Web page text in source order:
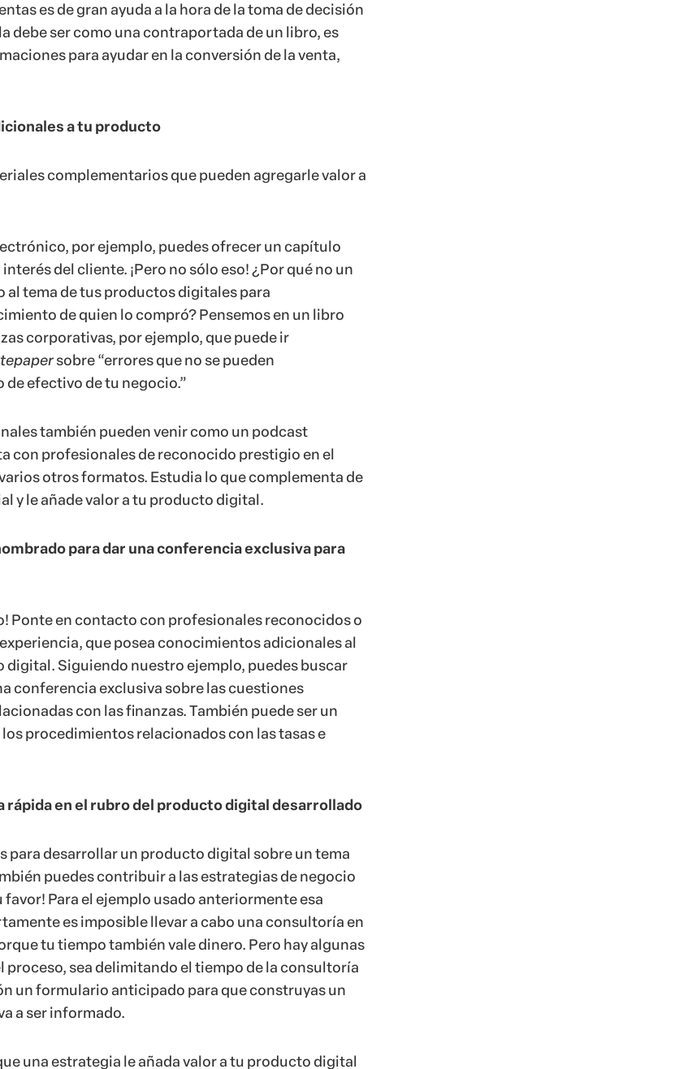
es de gran ayuda a la hora de la toma de decisión
debe ser como una contraportada de un libro, es
para ayudar en la conversión de la venta,
a tu producto
complementarios que pueden agregarle valor a
por ejemplo, puedes ofrecer un capítulo
del cliente. ¡Pero no sólo eso! ¿Por qué no un
al tema de tus productos digitales para
de quien lo compró? Pensemos en un libro
corporativas, por ejemplo, que puede ir
sobre “errores que no se pueden
efectivo de tu negocio.”
también pueden venir como un podcast
con profesionales de reconocido prestigio en el
otros formatos. Estudia lo que complementa de
y le añade valor a tu producto digital.
para dar una conferencia exclusiva para
Ponte en contacto con profesionales reconocidos o
que posea conocimientos adicionales al
digital. Siguiendo nuestro ejemplo, puedes buscar
conferencia exclusiva sobre las cuestiones
con las finanzas. También puede ser un
procedimientos relacionados con las tasas e
rápida en el rubro del producto digital desarrollado
para desarrollar un producto digital sobre un tema
puedes contribuir a las estrategias de negocio
favor! Para el ejemplo usado anteriormente esa
es imposible llevar a cabo una consultoría en
tu tiempo también vale dinero. Pero hay algunas
proceso, sea delimitando el tiempo de la consultoría
un formulario anticipado para que construyas un
a ser informado.
una estrategia le añada valor a tu producto digital